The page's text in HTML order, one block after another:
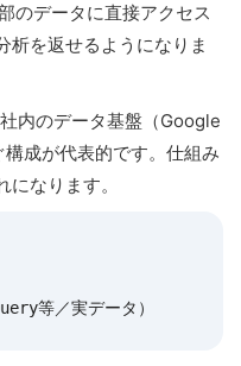
のデータに直接アクセス
析を返せるようになりま
内のデータ基盤（Google
成が代表的です。仕組み
なります。
等／実データ）